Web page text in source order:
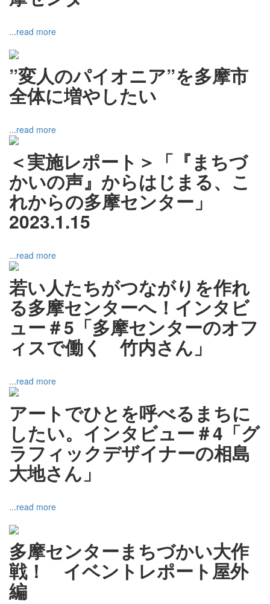
...read more
”変人のパイオニア”を多摩市
全体に増やしたい
...read more
＜実施レポート＞「『まちづ
かいの声』からはじまる、こ
れからの多摩センター」
2023.1.15
...read more
若い人たちがつながりを作れ
る多摩センターへ！インタビ
ュー＃5「多摩センターのオフ
ィスで働く 竹内さん」
...read more
アートでひとを呼べるまちに
したい。インタビュー＃4「グ
ラフィックデザイナーの相島
大地さん」
...read more
多摩センターまちづかい大作
戦！ イベントレポート屋外
編